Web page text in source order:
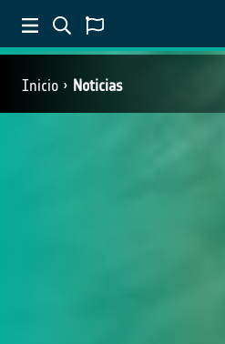
Inicio Noticias